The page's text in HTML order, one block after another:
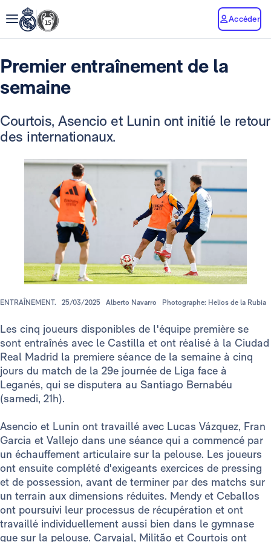
Accéder
Premier entraînement de la
semaine
Courtois, Asencio et Lunin ont initié le retour
des internationaux.
ENTRAÎNEMENT. 25/03/2025 Alberto Navarro Photographe: Helios de la Rubia
Les cinq joueurs disponibles de l'équipe première se
sont entraînés avec le Castilla et ont réalisé à la Ciudad
Real Madrid la premiere séance de la semaine à cinq
jours du match de la 29e journée de Liga face à
Leganés, qui se disputera au Santiago Bernabéu
(samedi, 21h).
Asencio et Lunin ont travaillé avec Lucas Vázquez, Fran
Garcia et Vallejo dans une séance qui a commencé par
un échauffement articulaire sur la pelouse. Les joueurs
ont ensuite complété d'exigeants exercices de pressing
et de possession, avant de terminer par des matchs sur
un terrain aux dimensions réduites. Mendy et Ceballos
ont poursuivi leur processus de récupération et ont
travaillé individuellement aussi bien dans le gymnase
que sur la pelouse. Carvajal, Militão et Courtois ont